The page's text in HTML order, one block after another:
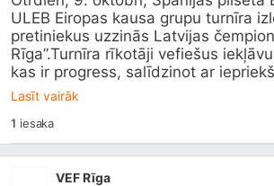
ULEB Eiropas kausa grupu turnīra
pretiniekus uzzinās Latvijas
Rīga”.Turnīra rīkotāji vefiešus
kas ir progress, salīdzinot ar
Lasīt vairāk
1 iesaka
VEF Rīga